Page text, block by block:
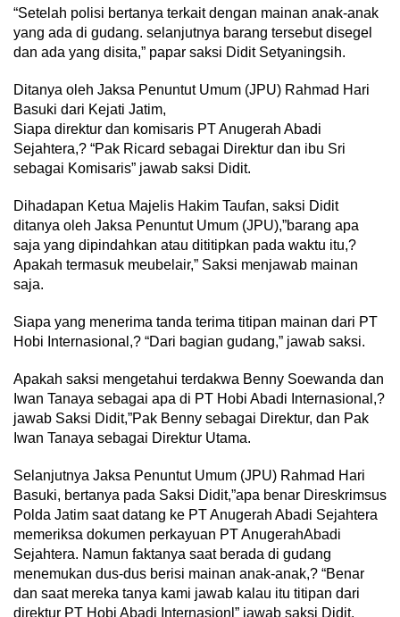
“Setelah polisi bertanya terkait dengan mainan anak-anak
yang ada di gudang. selanjutnya barang tersebut disegel
dan ada yang disita,” papar saksi Didit Setyaningsih.
Ditanya oleh Jaksa Penuntut Umum (JPU) Rahmad Hari
Basuki dari Kejati Jatim,
Siapa direktur dan komisaris PT Anugerah Abadi
Sejahtera,? “Pak Ricard sebagai Direktur dan ibu Sri
sebagai Komisaris” jawab saksi Didit.
Dihadapan Ketua Majelis Hakim Taufan, saksi Didit
ditanya oleh Jaksa Penuntut Umum (JPU),”barang apa
saja yang dipindahkan atau dititipkan pada waktu itu,?
Apakah termasuk meubelair,” Saksi menjawab mainan
saja.
Siapa yang menerima tanda terima titipan mainan dari PT
Hobi Internasional,? “Dari bagian gudang,” jawab saksi.
Apakah saksi mengetahui terdakwa Benny Soewanda dan
Iwan Tanaya sebagai apa di PT Hobi Abadi Internasional,?
jawab Saksi Didit,”Pak Benny sebagai Direktur, dan Pak
Iwan Tanaya sebagai Direktur Utama.
Selanjutnya Jaksa Penuntut Umum (JPU) Rahmad Hari
Basuki, bertanya pada Saksi Didit,”apa benar Direskrimsus
Polda Jatim saat datang ke PT Anugerah Abadi Sejahtera
memeriksa dokumen perkayuan PT AnugerahAbadi
Sejahtera. Namun faktanya saat berada di gudang
menemukan dus-dus berisi mainan anak-anak,? “Benar
dan saat mereka tanya kami jawab kalau itu titipan dari
direktur PT Hobi Abadi Internasionl” jawab saksi Didit.